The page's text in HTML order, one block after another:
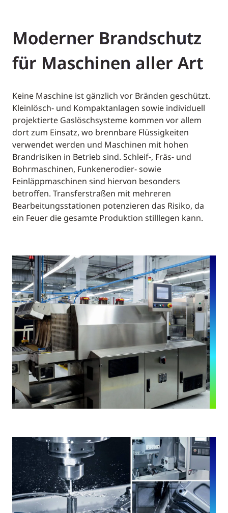
Moderner Brandschutz
für Maschinen aller Art
Keine Maschine ist gänzlich vor Bränden geschützt.
Kleinlösch- und Kompaktanlagen sowie individuell
projektierte Gaslöschsysteme kommen vor allem
dort zum Einsatz, wo brennbare Flüssigkeiten
verwendet werden und Maschinen mit hohen
Brandrisiken in Betrieb sind. Schleif-, Fräs- und
Bohrmaschinen, Funkenerodier- sowie
Feinläppmaschinen sind hiervon besonders
betroffen. Transferstraßen mit mehreren
Bearbeitungsstationen potenzieren das Risiko, da
ein Feuer die gesamte Produktion stilllegen kann.